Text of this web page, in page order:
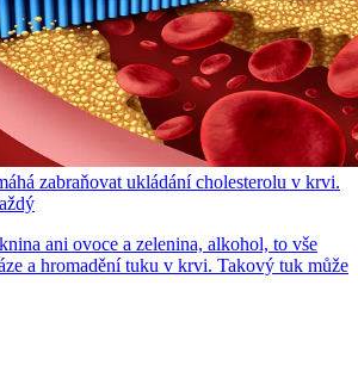
zabraňovat ukládání cholesterolu v krvi.
ani ovoce a zelenina, alkohol, to vše
a hromadění tuku v krvi. Takový tuk může